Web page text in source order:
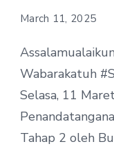
March 11, 2025
Wabarakatuh
Selasa, 11
Tahap 2 oleh